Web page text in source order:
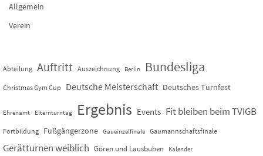
Allgemein
Verein
Abteilung Auftritt Auszeichnung Berlin Bundesliga
Christmas Gym Cup Deutsche Meisterschaft Deutsches Turnfest
Ehrenamt Elternturntag Ergebnis Events Fit bleiben beim TVIGB
Fortbildung Fußgängerzone Gaueinzelfinale Gaumannschaftsfinale
Gerätturnen weiblich Gören und Lausbuben Kalender